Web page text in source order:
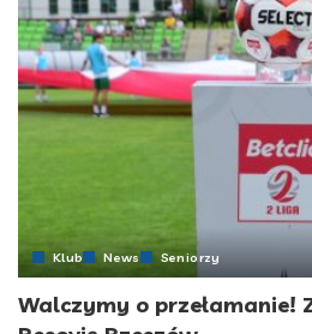
Klub News Seniorzy
Walczymy o przełamanie!